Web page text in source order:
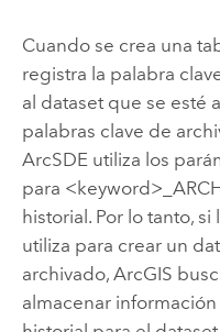
Cuando se crea una
registra la palabra
al dataset que se esté
palabras clave de
ArcSDE utiliza los
para
historial. Por lo tanto, si
utiliza para crear un
archivado, ArcGIS
almacenar